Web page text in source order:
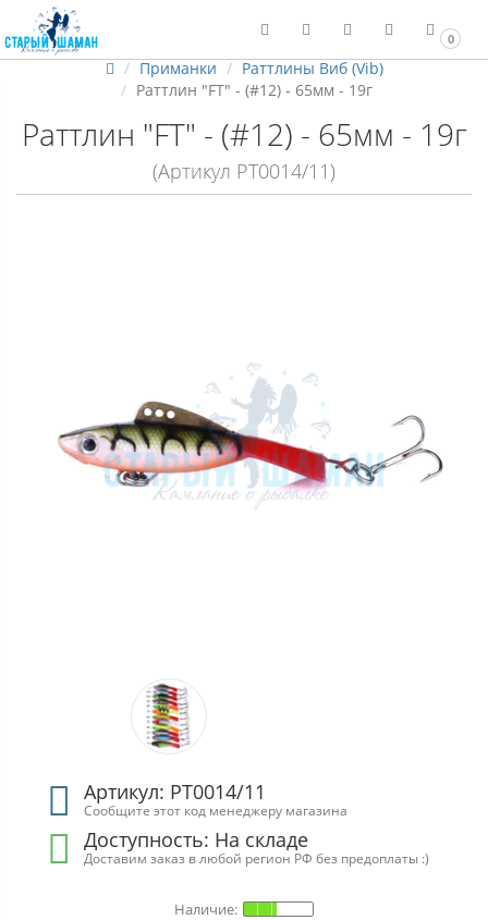
0
Приманки
Раттлины Виб (Vib)
Раттлин "FT" - (#12) - 65мм - 19г
Раттлин "FT" - (#12) - 65мм - 19г
(Артикул РТ0014/11)
Артикул: РТ0014/11
Сообщите этот код менеджеру магазина
Доступность: На складе
Доставим заказ в любой регион РФ без предоплаты :)